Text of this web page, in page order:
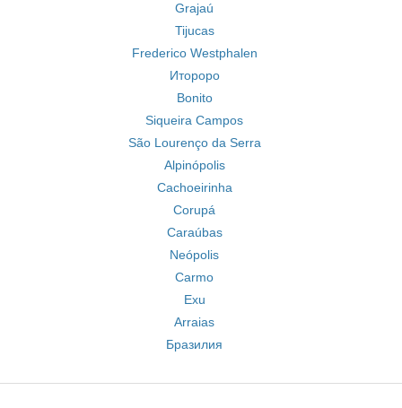
Grajaú
Tijucas
Frederico Westphalen
Итороро
Bonito
Siqueira Campos
São Lourenço da Serra
Alpinópolis
Cachoeirinha
Corupá
Caraúbas
Neópolis
Carmo
Exu
Arraias
Бразилия